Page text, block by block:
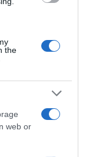
the
web or
στην
Δευτέρας
ποικιλίας
Αύγουστο,
δολάρια.